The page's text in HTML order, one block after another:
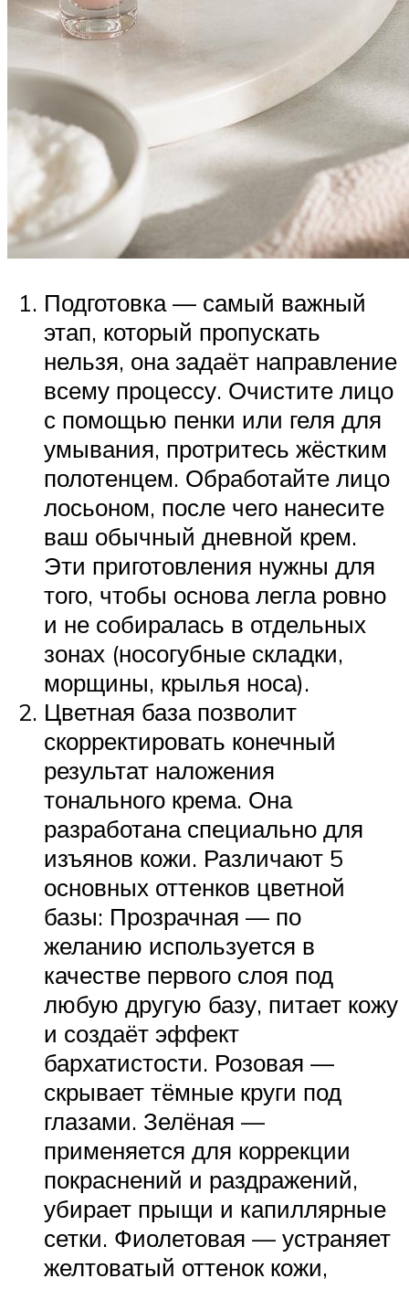
Подготовка — самый важный
этап, который пропускать
нельзя, она задаёт направление
всему процессу. Очистите лицо
с помощью пенки или геля для
умывания, протритесь жёстким
полотенцем. Обработайте лицо
лосьоном, после чего нанесите
ваш обычный дневной крем.
Эти приготовления нужны для
того, чтобы основа легла ровно
и не собиралась в отдельных
зонах (носогубные складки,
морщины, крылья носа).
Цветная база позволит
скорректировать конечный
результат наложения
тонального крема. Она
разработана специально для
изъянов кожи. Различают 5
основных оттенков цветной
базы: Прозрачная — по
желанию используется в
качестве первого слоя под
любую другую базу, питает кожу
и создаёт эффект
бархатистости. Розовая —
скрывает тёмные круги под
глазами. Зелёная —
применяется для коррекции
покраснений и раздражений,
убирает прыщи и капиллярные
сетки. Фиолетовая — устраняет
желтоватый оттенок кожи,